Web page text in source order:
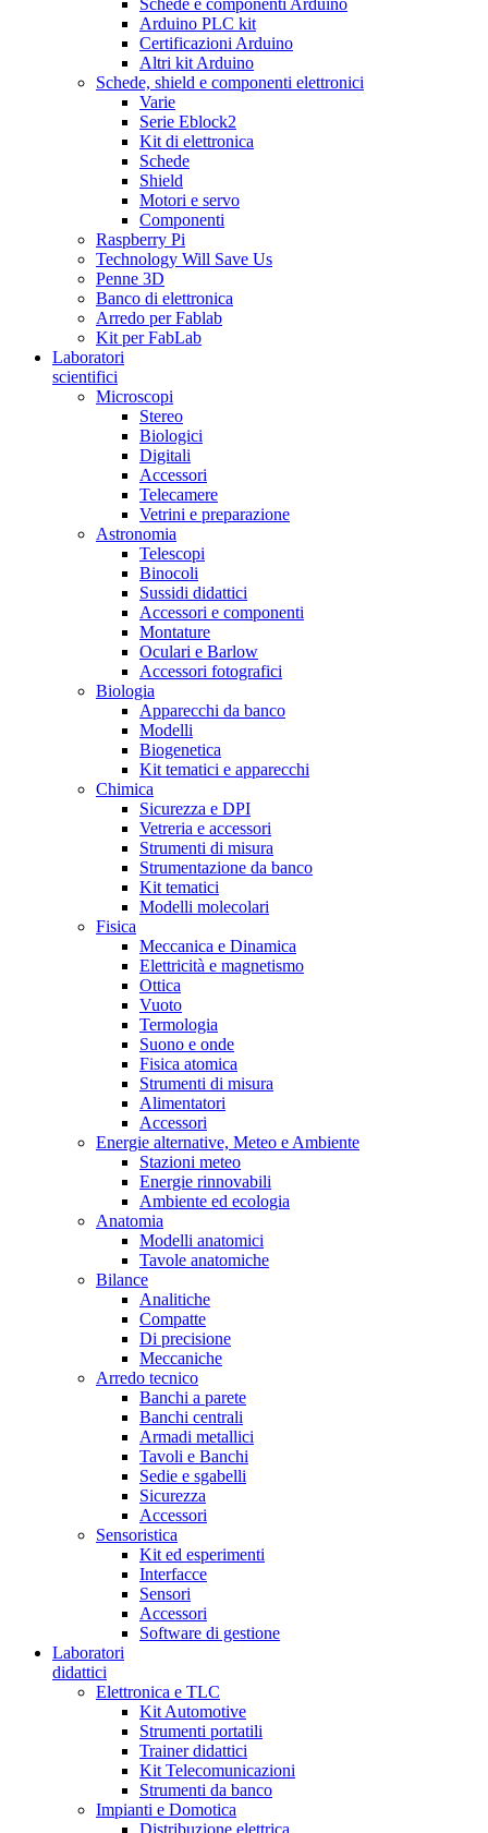
Arduino PLC kit
Certificazioni Arduino
Altri kit Arduino
Schede, shield e componenti elettronici
Varie
Serie Eblock2
Kit di elettronica
Schede
Shield
Motori e servo
Componenti
Raspberry Pi
Technology Will Save Us
Penne 3D
Banco di elettronica
Arredo per Fablab
Kit per FabLab
Laboratori
scientifici
Microscopi
Stereo
Biologici
Digitali
Accessori
Telecamere
Vetrini e preparazione
Astronomia
Telescopi
Binocoli
Sussidi didattici
Accessori e componenti
Montature
Oculari e Barlow
Accessori fotografici
Biologia
Apparecchi da banco
Modelli
Biogenetica
Kit tematici e apparecchi
Chimica
Sicurezza e DPI
Vetreria e accessori
Strumenti di misura
Strumentazione da banco
Kit tematici
Modelli molecolari
Fisica
Meccanica e Dinamica
Elettricità e magnetismo
Ottica
Vuoto
Termologia
Suono e onde
Fisica atomica
Strumenti di misura
Alimentatori
Accessori
Energie alternative, Meteo e Ambiente
Stazioni meteo
Energie rinnovabili
Ambiente ed ecologia
Anatomia
Modelli anatomici
Tavole anatomiche
Bilance
Analitiche
Compatte
Di precisione
Meccaniche
Arredo tecnico
Banchi a parete
Banchi centrali
Armadi metallici
Tavoli e Banchi
Sedie e sgabelli
Sicurezza
Accessori
Sensoristica
Kit ed esperimenti
Interfacce
Sensori
Accessori
Software di gestione
Laboratori
didattici
Elettronica e TLC
Kit Automotive
Strumenti portatili
Trainer didattici
Kit Telecomunicazioni
Strumenti da banco
Impianti e Domotica
Distribuzione elettrica